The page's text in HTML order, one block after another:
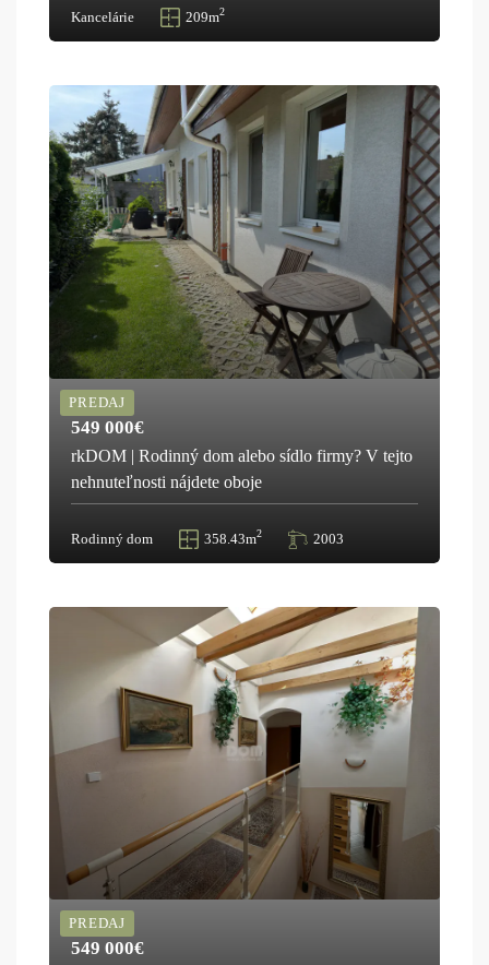
Kancelárie 209m2
PREDAJ
549 000€
rkDOM | Rodinný dom alebo sídlo firmy? V tejto
nehnuteľnosti nájdete oboje
Rodinný dom 358.43m2 2003
PREDAJ
549 000€